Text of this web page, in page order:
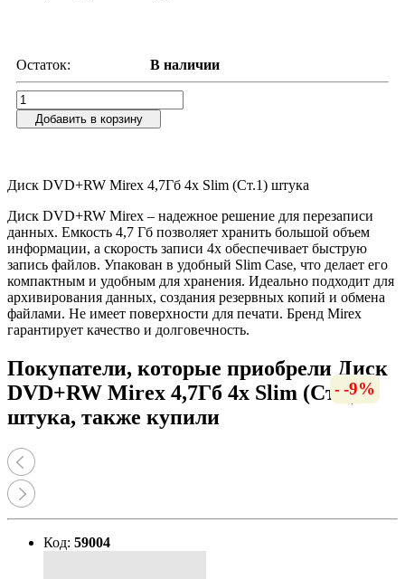
Остаток: В наличии
Добавить в корзину
Диск DVD+RW Mirex 4,7Гб 4x Slim (Ст.1) штука
Диск DVD+RW Mirex – надежное решение для перезаписи
данных. Емкость 4,7 Гб позволяет хранить большой объем
информации, а скорость записи 4x обеспечивает быструю
запись файлов. Упакован в удобный Slim Case, что делает его
компактным и удобным для хранения. Идеально подходит для
архивирования данных, создания резервных копий и обмена
файлами. Не имеет поверхности для печати. Бренд Mirex
гарантирует качество и долговечность.
Покупатели, которые приобрели Диск
DVD+RW Mirex 4,7Гб 4x Slim (Ст.1)
штука, также купили
Код: 59004
-9%
-13%
-7%
-25%
-9%